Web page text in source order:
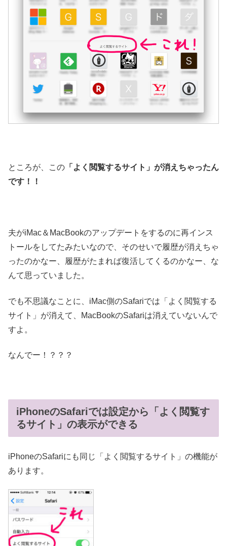
ところが、この 「よく閲覧するサイト」が消えちゃったん
です！！
夫がiMac＆MacBookのアップデートをするのに再インス
トールをしてたみたいなので、そのせいで履歴が消えちゃ
ったのかなー、履歴がたまれば復活してくるのかなー、な
んて思っていました。
でも不思議なことに、iMac側のSafariでは「よく閲覧する
サイト」が消えて、MacBookのSafariは消えていないんで
すよ。
なんでー！？？？
iPhoneのSafariでは設定から「よく閲覧す
るサイト」の表示ができる
iPhoneのSafariにも同じ「よく閲覧するサイト」の機能が
あります。